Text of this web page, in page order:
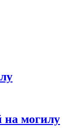
на могилу